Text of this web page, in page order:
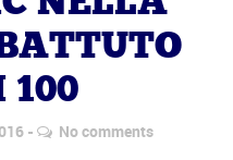
100
No comments